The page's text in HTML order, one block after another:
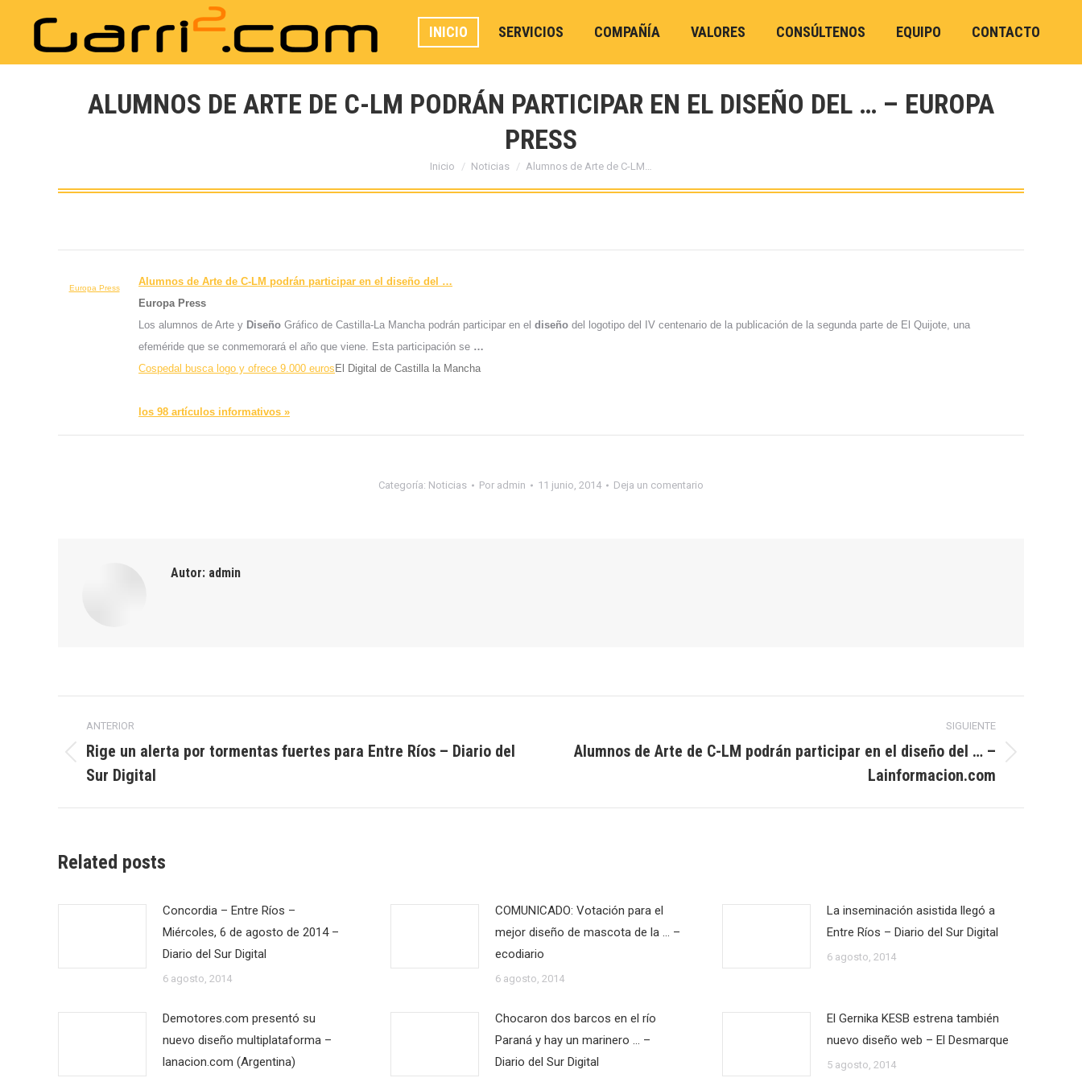
INICIO SERVICIOS COMPAÑÍA VALORES CONSÚLTENOS EQUIPO CONTACTO
ALUMNOS DE ARTE DE C-LM PODRÁN PARTICIPAR EN EL DISEÑO DEL … – EUROPA
PRESS
Estás aquí:
Inicio Noticias Alumnos de Arte de C-LM…
Europa Press
Alumnos de Arte de C-LM podrán participar en el diseño del …
Europa Press
Los alumnos de Arte y Diseño Gráfico de Castilla-La Mancha podrán participar en el diseño del logotipo del IV centenario de la publicación de la segunda parte de El Quijote, una
efeméride que se conmemorará el año que viene. Esta participación se …
Cospedal busca logo y ofrece 9.000 euros El Digital de Castilla la Mancha
los 98 artículos informativos »
Categoría: Noticias Por admin 11 junio, 2014 Deja un comentario
Autor: admin
entre
publicaciones
ANTERIOR
Publicación
anterior:
Rige un alerta por tormentas fuertes para Entre Ríos – Diario del
Sur Digital
SIGUIENTE
Publicación
Alumnos de Arte de C-LM podrán participar en el diseño del … –
Lainformacion.com
Related posts
Concordia – Entre Ríos –
Miércoles, 6 de agosto de 2014 –
Diario del Sur Digital
6 agosto, 2014
COMUNICADO: Votación para el
mejor diseño de mascota de la … –
ecodiario
6 agosto, 2014
La inseminación asistida llegó a
Entre Ríos – Diario del Sur Digital
6 agosto, 2014
Demotores.com presentó su
nuevo diseño multiplataforma –
lanacion.com (Argentina)
Chocaron dos barcos en el río
Paraná y hay un marinero … –
Diario del Sur Digital
El Gernika KESB estrena también
nuevo diseño web – El Desmarque
5 agosto, 2014